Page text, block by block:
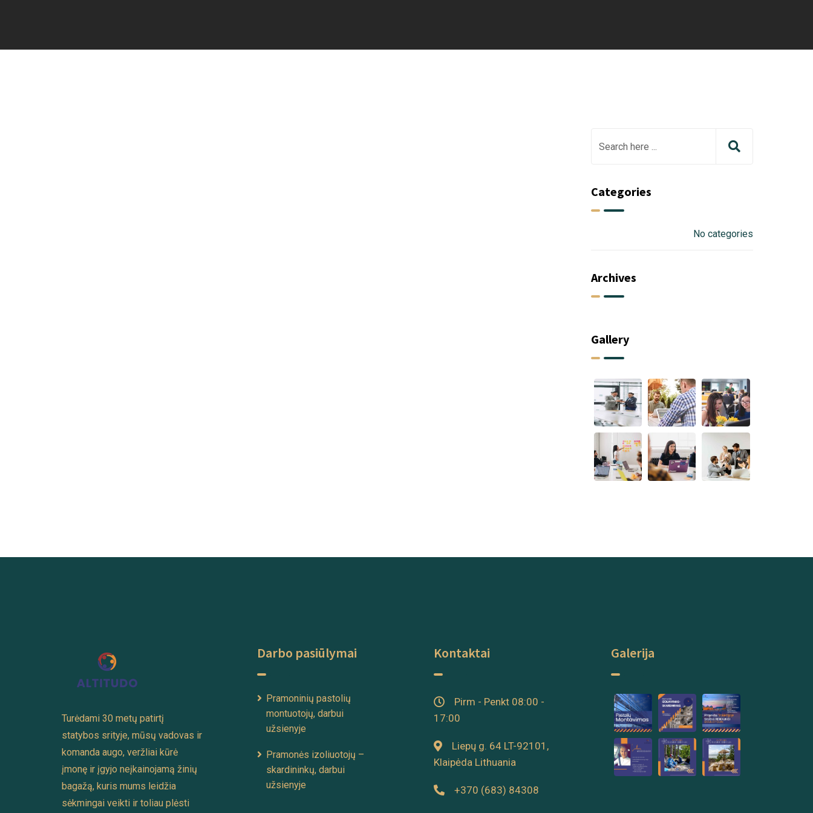
Categories
No categories
Archives
Gallery
Turėdami 30 metų patirtį
statybos srityje, mūsų vadovas ir
komanda augo, veržliai kūrė
įmonę ir įgyjo neįkainojamą žinių
bagažą, kuris mums leidžia
sėkmingai veikti ir toliau plėsti
Darbo pasiūlymai
Pramoninių pastolių
montuotojų, darbui
užsienyje
Pramonės izoliuotojų –
skardininkų, darbui
užsienyje
Kontaktai
Pirm - Penkt 08:00 -
17:00
Liepų g. 64 LT-92101,
Klaipėda Lithuania
+370 (683) 84308
Galerija